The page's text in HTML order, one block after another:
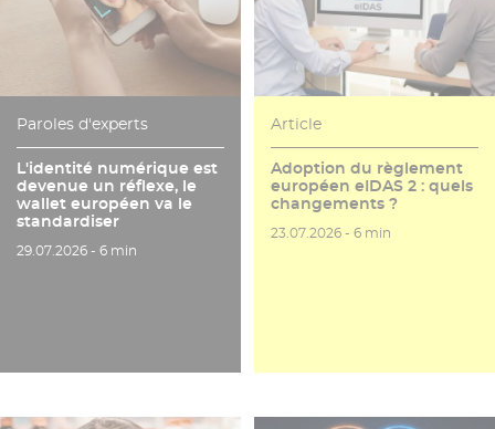
Paroles d'experts
L'identité numérique est
devenue un réflexe, le
wallet européen va le
standardiser
Date de publication
29.07.2026 - Temps de lecture
6 min
Article
Adoption du règlement
européen eIDAS 2 : quels
changements ?
Date de publication
23.07.2026 -Temps de lecture
6 min